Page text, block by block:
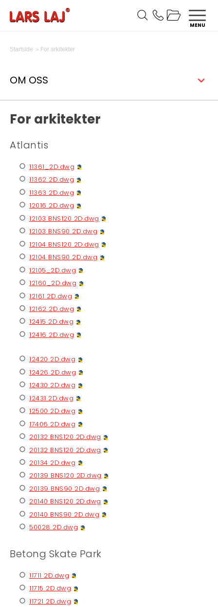
MENU
Startside For arkitekter
OM OSS
For arkitekter
Atlantis
11361_2D.dwg
11362 2D.dwg
11363 2D.dwg
12016 2D.dwg
12103 BNS120 2D.dwg
12103 BNS90 2D.dwg
12104 BNS120 2D.dwg
12104 BNS90 2D.dwg
12105_2D.dwg
12160_2D.dwg
12161 2D.dwg
12162 2D.dwg
12415 2D.dwg
12416 2D.dwg
12420 2D.dwg
12426 2D.dwg
12430 2D.dwg
12431 2D.dwg
12500 2D.dwg
17406 2D.dwg
20132 BNS120 2D.dwg
20132 BNS120 2D.dwg
20134 2D.dwg
20139 BNS120 2D.dwg
20139 BNS90 2D.dwg
20140 BNS120 2D.dwg
20140 BNS90 2D.dwg
50028 2D.dwg
Betong Skate Park
11711 2D.dwg
11715 2D.dwg
11721 2D.dwg